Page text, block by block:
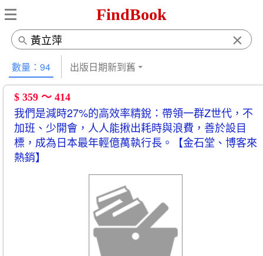
FindBook
×
數量：94 出版日期新到舊
$ 359 ～ 414
我們是減時27%的高效率精銳：帶領一群Z世代，不
加班、少開會，人人能揪出耗時與浪費，善於設目
標，成為日本最年輕億萬執行長。【金石堂、博客來
熱銷】